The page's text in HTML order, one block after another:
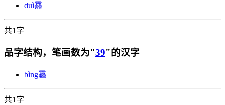
duì䨺
共1字
品字结构，笔画数为"39"的汉字
bìng靐
共1字